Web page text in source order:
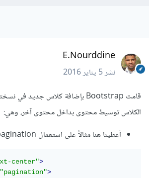
E.Nourddine
نشر5 يناير 2016
الكلاس توسيط محتوى بداخل محتوى آخر، وهي:
أعطينا هنا مثالاً على استعمال pagination وتوسيطها.
center">
"pagination">